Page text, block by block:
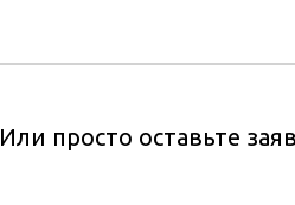
Или просто оставьте